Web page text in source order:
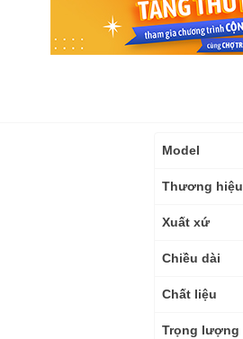
Thông
kỹ
Model
Thương hiệu
Xuất xứ
Chiều dài
Chất liệu
Trọng lượng